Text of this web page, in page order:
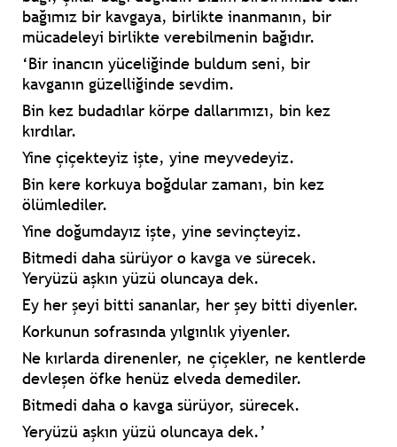
bağımız bir kavgaya, birlikte inanmanın, bir
mücadeleyi birlikte verebilmenin bağıdır.
‘Bir inancın yüceliğinde buldum seni, bir
kavganın güzelliğinde sevdim.
Bin kez budadılar körpe dallarımızı, bin kez
kırdılar.
Yine çiçekteyiz işte, yine meyvedeyiz.
Bin kere korkuya boğdular zamanı, bin kez
ölümlediler.
Yine doğumdayız işte, yine sevinçteyiz.
Bitmedi daha sürüyor o kavga ve sürecek.
Yeryüzü aşkın yüzü oluncaya dek.
Ey her şeyi bitti sananlar, her şey bitti diyenler.
Korkunun sofrasında yılgınlık yiyenler.
Ne kırlarda direnenler, ne çiçekler, ne kentlerde
devleşen öfke henüz elveda demediler.
Bitmedi daha o kavga sürüyor, sürecek.
Yeryüzü aşkın yüzü oluncaya dek.’